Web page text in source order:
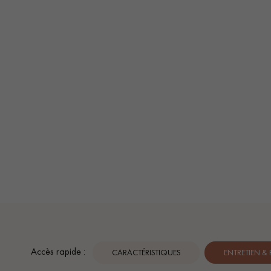
Accès rapide : CARACTÉRISTIQUES ENTRETIEN &